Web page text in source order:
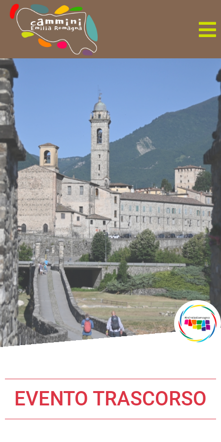
EVENTO TRASCORSO